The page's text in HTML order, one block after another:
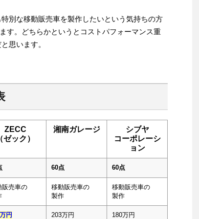
別な移動販売車を製作したいという気持ちの方
す。どちらかというとコストパフォーマンス重
思います。
ZECC
（ゼック）
湘南ガレージ
シブヤ
コーポレーシ
ョン
60点 60点
販売車の
移動販売車の
製作
移動販売車の
製作
円 203万円 180万円